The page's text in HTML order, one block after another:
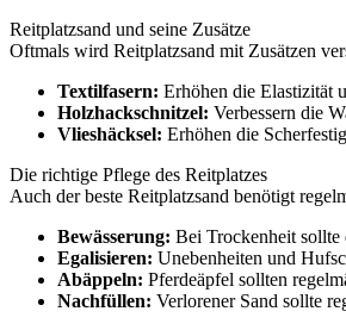
Reitplatzsand und seine Zusätze
Oftmals wird Reitplatzsand mit Zusätzen
Textilfasern: Erhöhen die Elastizität
Holzhackschnitzel: Verbessern die
Vlieshäcksel: Erhöhen die
Die richtige Pflege des Reitplatzes
Auch der beste Reitplatzsand benötigt
Bewässerung: Bei Trockenheit sollte
Egalisieren: Unebenheiten und
Abäppeln: Pferdeäpfel sollten
Nachfüllen: Verlorener Sand sollte